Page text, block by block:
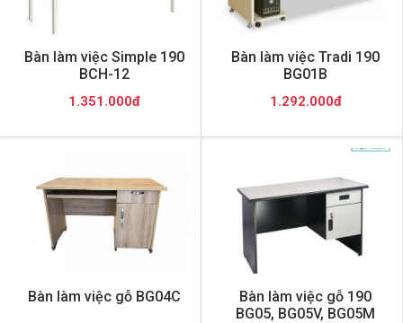
Bàn làm việc Simple 190
BCH-12
1.351.000đ
Bàn làm việc Tradi 190
BG01B
1.292.000đ
Bàn làm việc gỗ BG04C
Bàn làm việc gỗ 190
BG05, BG05V, BG05M